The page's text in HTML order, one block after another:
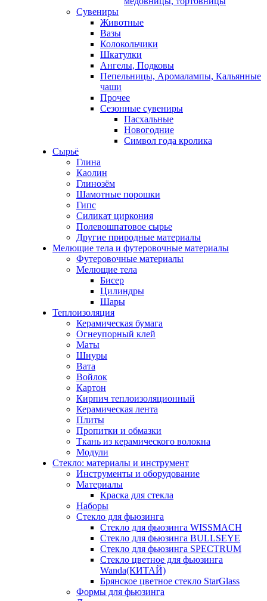
Сувениры
Животные
Вазы
Колокольчики
Шкатулки
Ангелы, Подковы
Пепельницы, Аромалампы, Кальянные
чаши
Прочее
Сезонные сувениры
Пасхальные
Новогодние
Символ года кролика
Сырьё
Глина
Каолин
Глинозём
Шамотные порошки
Гипс
Силикат циркония
Полевошпатовое сырье
Другие природные материалы
Мелющие тела и футеровочные материалы
Футеровочные материалы
Мелющие тела
Бисер
Цилиндры
Шары
Теплоизоляция
Керамическая бумага
Огнеупорный клей
Маты
Шнуры
Вата
Войлок
Картон
Кирпич теплоизоляционный
Керамическая лента
Плиты
Пропитки и обмазки
Ткань из керамического волокна
Модули
Стекло: материалы и инструмент
Инструменты и оборудование
Материалы
Краска для стекла
Наборы
Стекло для фьюзинга
Стекло для фьюзинга WISSMACH
Стекло для фьюзинга BULLSEYE
Стекло для фьюзинга SPECTRUM
Стекло цветное для фьюзинга
Wanda(КИТАЙ)
Брянское цветное стекло StarGlass
Формы для фьюзинга